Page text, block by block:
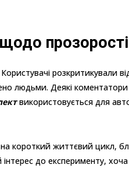
прозорості
розкритикували
людьми. Деякі коментатори
використовується для
короткий життєвий цикл,
до експерименту, хоча